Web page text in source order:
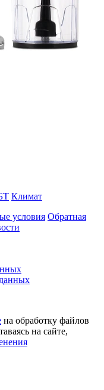
Климат
условия Обратная
на обработку файлов
на сайте,